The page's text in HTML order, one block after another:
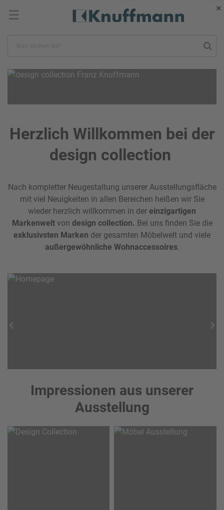
×
☰
Herzlich Willkommen bei der
design collection
Nach kompletter Neugestaltung unserer Ausstellungsfläche
mit viel Neuigkeiten in allen Bereichen heißen wir Sie
wieder herzlich willkommen in der einzigartigen
Markenweltvon design collection. Bei uns finden Sie die
exklusivsten Marken der gesamten Möbelwelt und viele
außergewöhnliche Wohnaccessoires.
Impressionen aus unserer
Ausstellung